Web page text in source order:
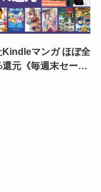
Kindleマンガ ほぼ全
還元《毎週末セー